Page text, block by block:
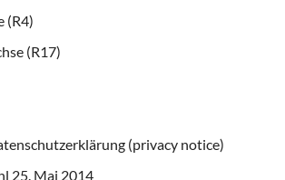
(R4)
(R17)
(privacy notice)
25. Mai 2014